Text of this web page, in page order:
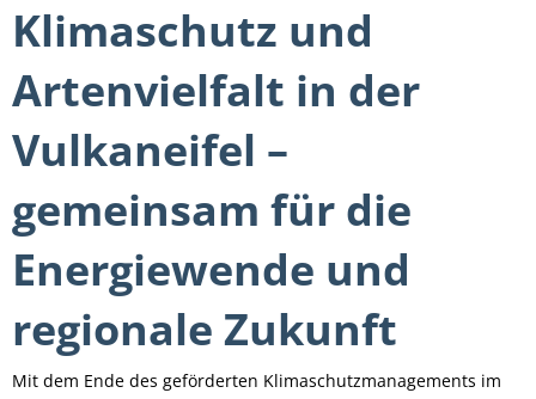
Klimaschutz und
Artenvielfalt in der
Vulkaneifel –
gemeinsam für die
Energiewende und
regionale Zukunft
Mit dem Ende des geförderten Klimaschutzmanagements im